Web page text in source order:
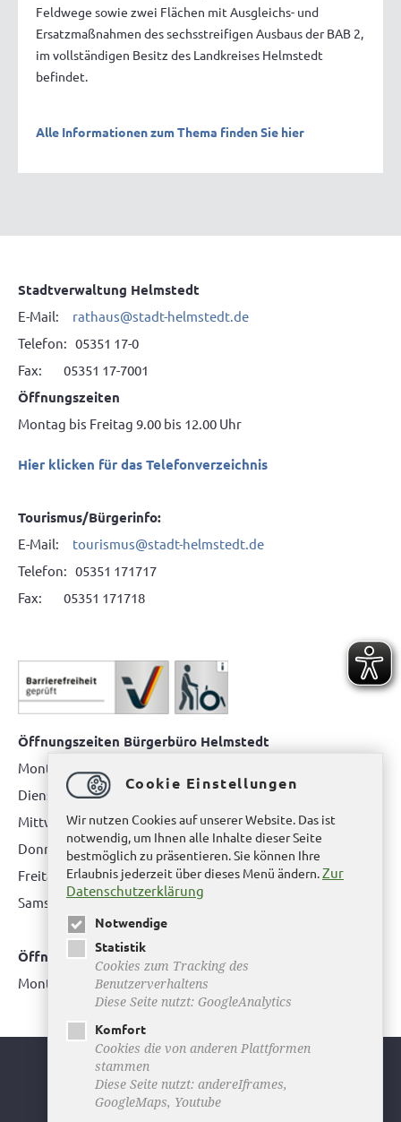
Feldwege sowie zwei Flächen mit Ausgleichs- und
Ersatzmaßnahmen des sechsstreifigen Ausbaus der BAB 2,
im vollständigen Besitz des Landkreises Helmstedt
befindet.
Alle Informationen zum Thema finden Sie hier
Stadtverwaltung Helmstedt
E-Mail: rathaus@stadt-helmstedt.de
Telefon: 05351 17-0
Fax: 05351 17-7001
Öffnungszeiten
Montag bis Freitag 9.00 bis 12.00 Uhr
Hier klicken für das Telefonverzeichnis
Tourismus/Bürgerinfo:
E-Mail: tourismus@stadt-helmstedt.de
Telefon: 05351 171717
Fax: 05351 171718
Öffnungszeiten Bürgerbüro Helmstedt
Montag: 08.00 bis 12.00 Uhr
Dienstag: 08.00 bis 12.00 Uhr & 15.00 Uhr bis 17.00 Uhr
Mittwoch: nur nach Terminvereinbarung
Donnerstag: 08.00 bis 12.00 Uhr & 14.00 Uhr bis 16.00 Uhr
Freitag: nur nach Terminvereinbarung
Samstag:bitte hier klicken
Öffnungszeiten Bürgerbüro Büddenstedt
Montag: 14:00 bis 16:00 Uhr
Youtube
Facebook
Cookie Einstellungen
Wir nutzen Cookies auf unserer Website. Das ist
notwendig, um Ihnen alle Inhalte dieser Seite
bestmöglich zu präsentieren. Sie können Ihre
Erlaubnis jederzeit über dieses Menü ändern.Zur
Datenschutzerklärung
Notwendige
Statistik
Cookies zum Tracking des
Benutzerverhaltens
Diese Seite nutzt: GoogleAnalytics
Komfort
Cookies die von anderen Plattformen
stammen
Diese Seite nutzt: andereIframes,
GoogleMaps, Youtube